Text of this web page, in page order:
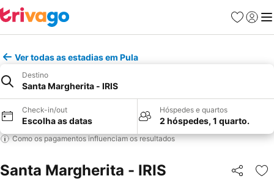
Favoritos
Iniciar
Ver todas as estadias em Pula
Destino
Santa Margherita - IRIS
Check-in/out
Escolha as datas
Hóspedes e quartos
2 hóspedes, 1 quarto.
Como os pagamentos influenciam os resultados
Santa Margherita - IRIS Partilhar